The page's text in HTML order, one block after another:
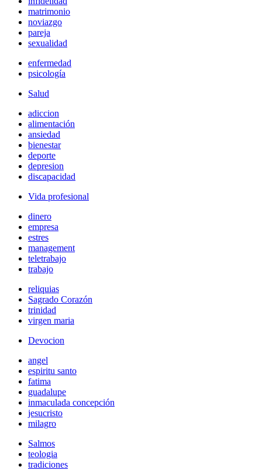
matrimonio
noviazgo
pareja
sexualidad
enfermedad
psicología
Salud
adiccion
alimentación
ansiedad
bienestar
deporte
depresion
discapacidad
Vida profesional
dinero
empresa
estres
management
teletrabajo
trabajo
reliquias
Sagrado Corazón
trinidad
virgen maria
Devocion
angel
espiritu santo
fatima
guadalupe
inmaculada concepción
jesucristo
milagro
Salmos
teologia
tradiciones